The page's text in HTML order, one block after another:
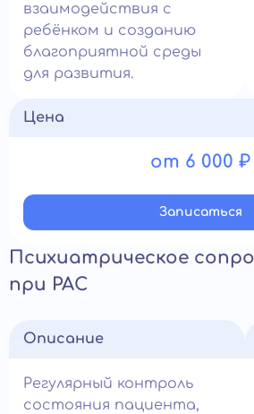
взаимодействия с
ребёнком и созданию
благоприятной среды
для развития.
Цена
от 6 000 ₽
Записатьcя
Психиатрическое
при РАС
Описание
Регулярный контроль
состояния пациента,